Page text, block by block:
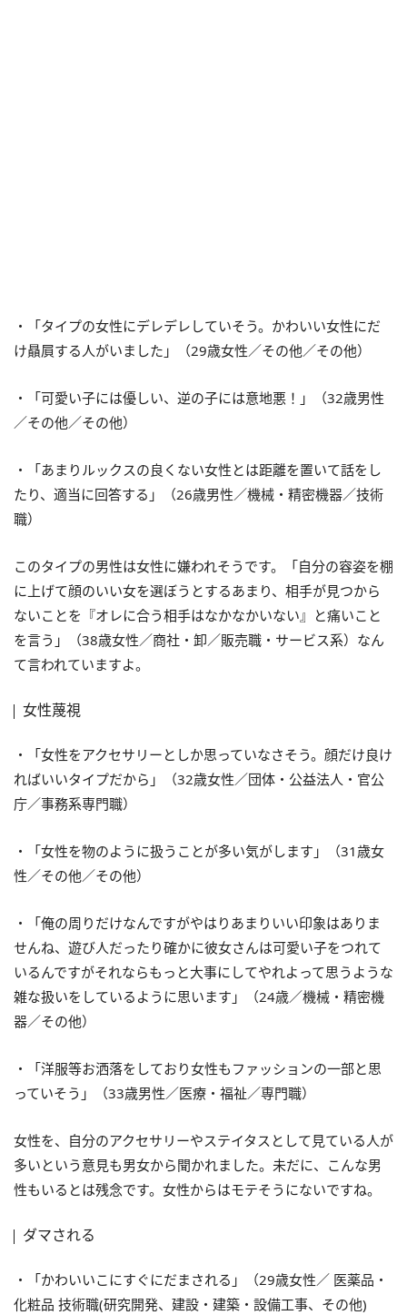
・「タイプの女性にデレデレしていそう。かわいい女性にだ
け贔屓する人がいました」（29歳女性／その他／その他）
・「可愛い子には優しい、逆の子には意地悪！」（32歳男性
／その他／その他）
・「あまりルックスの良くない女性とは距離を置いて話をし
たり、適当に回答する」（26歳男性／機械・精密機器／技術
職）
このタイプの男性は女性に嫌われそうです。「自分の容姿を棚
に上げて顔のいい女を選ぼうとするあまり、相手が見つから
ないことを『オレに合う相手はなかなかいない』と痛いこと
を言う」（38歳女性／商社・卸／販売職・サービス系）なん
て言われていますよ。
女性蔑視
・「女性をアクセサリーとしか思っていなさそう。顔だけ良け
ればいいタイプだから」（32歳女性／団体・公益法人・官公
庁／事務系専門職）
・「女性を物のように扱うことが多い気がします」（31歳女
性／その他／その他）
・「俺の周りだけなんですがやはりあまりいい印象はありま
せんね、遊び人だったり確かに彼女さんは可愛い子をつれて
いるんですがそれならもっと大事にしてやれよって思うような
雑な扱いをしているように思います」（24歳／機械・精密機
器／その他）
・「洋服等お洒落をしており女性もファッションの一部と思
っていそう」（33歳男性／医療・福祉／専門職）
女性を、自分のアクセサリーやステイタスとして見ている人が
多いという意見も男女から聞かれました。未だに、こんな男
性もいるとは残念です。女性からはモテそうにないですね。
ダマされる
・「かわいいこにすぐにだまされる」（29歳女性／ 医薬品・
化粧品 技術職(研究開発、建設・建築・設備工事、その他)